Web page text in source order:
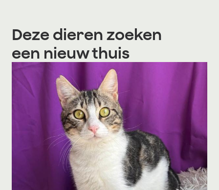
Deze dieren zoeken
een nieuw thuis